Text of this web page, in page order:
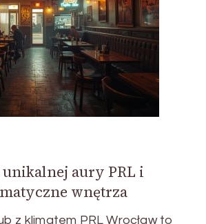
unikalnej aury PRL i
wnętrza
z klimatem PRL Wrocław to